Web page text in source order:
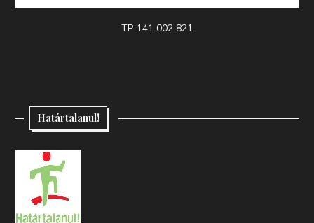
TP 141 002 821
Határtalanul!